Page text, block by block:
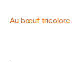
Au bœuf tricolore